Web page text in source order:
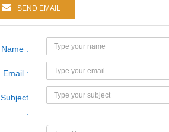
SEND EMAIL
Name :
Email :
Subject
: